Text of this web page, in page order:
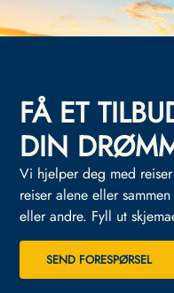
FÅ ET
DIN
Vi hjelper deg med
reiser alene eller
eller andre. Fyll ut
SEND FORESPØRSEL